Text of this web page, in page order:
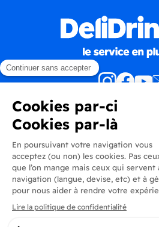
Produits
En savoir plus
Informations